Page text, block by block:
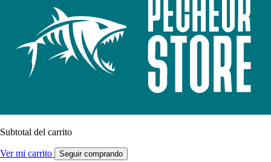
Subtotal del carrito
Ver mi carrito Seguir comprando